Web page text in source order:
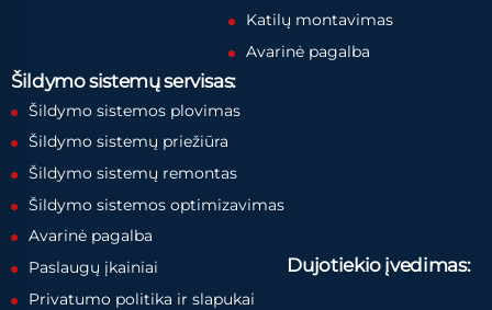
Katilų montavimas
Avarinė pagalba
Šildymo sistemų servisas:
Šildymo sistemos plovimas
Šildymo sistemų priežiūra
Šildymo sistemų remontas
Šildymo sistemos optimizavimas
Avarinė pagalba
Paslaugų įkainiai
Privatumo politika ir slapukai
Dujotiekio įvedimas: